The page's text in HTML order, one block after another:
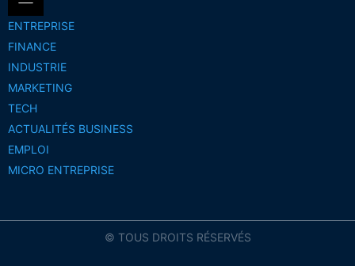
ENTREPRISE
FINANCE
INDUSTRIE
MARKETING
TECH
ACTUALITÉS BUSINESS
EMPLOI
MICRO ENTREPRISE
© TOUS DROITS RÉSERVÉS